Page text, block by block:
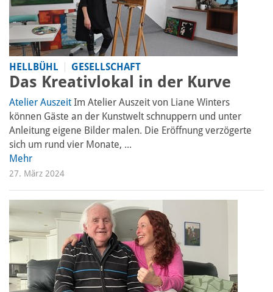
HELLBÜHL GESELLSCHAFT
Das Kreativlokal in der Kurve
Atelier AuszeitIm Atelier Auszeit von Liane Winters
können Gäste an der Kunstwelt schnuppern und unter
Anleitung eigene Bilder malen. Die Eröffnung verzögerte
sich um rund vier Monate, ...
Mehr
27. März 2024